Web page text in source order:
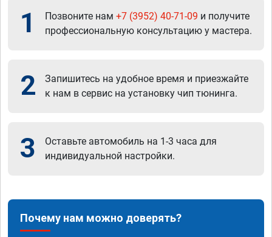
1 Позвоните нам +7 (3952) 40-71-09 и получите
профессиональную консультацию у мастера.
2
Запишитесь на удобное время и приезжайте
к нам в сервис на установку чип тюнинга.
3
Оставьте автомобиль на 1-3 часа для
индивидуальной настройки.
Почему нам можно доверять?